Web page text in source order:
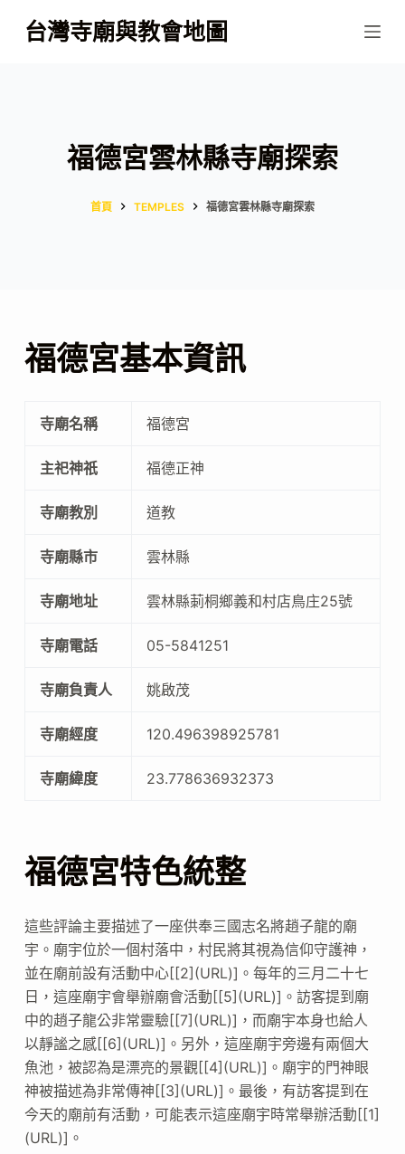
跳
至
台灣寺廟與教會地圖
福德宮雲林縣寺廟探索
首頁 TEMPLES 福德宮雲林縣寺廟探索
福德宮基本資訊
寺廟名稱 福德宮
主祀神祇 福德正神
寺廟教別 道教
寺廟縣市 雲林縣
寺廟地址 雲林縣莿桐鄉義和村店鳥庄25號
寺廟電話 05-5841251
寺廟負責人 姚啟茂
寺廟經度 120.496398925781
寺廟緯度 23.778636932373
福德宮特色統整
這些評論主要描述了一座供奉三國志名將趙子龍的廟
宇。廟宇位於一個村落中，村民將其視為信仰守護神，
並在廟前設有活動中心[[2](URL)]。每年的三月二十七
日，這座廟宇會舉辦廟會活動[[5](URL)]。訪客提到廟
中的趙子龍公非常靈驗[[7](URL)]，而廟宇本身也給人
以靜謐之感[[6](URL)]。另外，這座廟宇旁邊有兩個大
魚池，被認為是漂亮的景觀[[4](URL)]。廟宇的門神眼
神被描述為非常傳神[[3](URL)]。最後，有訪客提到在
今天的廟前有活動，可能表示這座廟宇時常舉辦活動[[1]
(URL)]。